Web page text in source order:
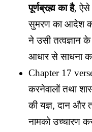
पूर्णब्रह्म का है, ऐसे
सुमरण का आदेश
ने उसी तत्वज्ञान
आधार से साधना
Chapter 17
करनेवालों तथा
की यज्ञ, दान और
नामको उच्चारण